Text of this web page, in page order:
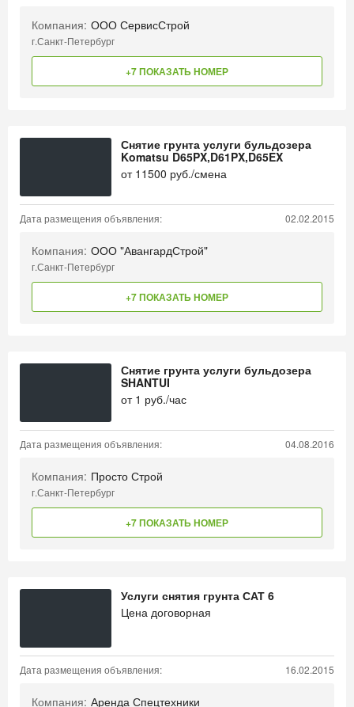
Компания: ООО СервисСтрой
г.Санкт-Петербург
+7 ПОКАЗАТЬ НОМЕР
Снятие грунта услуги бульдозера
Komatsu D65PX,D61PX,D65EX
от 11500 руб./смена
Дата размещения объявления: 02.02.2015
Компания: ООО "АвангардСтрой"
г.Санкт-Петербург
+7 ПОКАЗАТЬ НОМЕР
Снятие грунта услуги бульдозера
SHANTUI
от 1 руб./час
Дата размещения объявления: 04.08.2016
Компания: Просто Строй
г.Санкт-Петербург
+7 ПОКАЗАТЬ НОМЕР
Услуги снятия грунта САТ 6
Цена договорная
Дата размещения объявления: 16.02.2015
Компания: Аренда Спецтехники